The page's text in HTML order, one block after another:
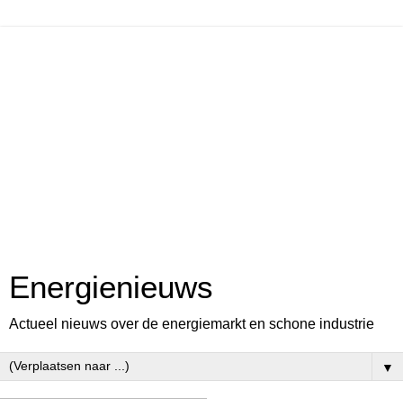
Energienieuws
Actueel nieuws over de energiemarkt en schone industrie
▼